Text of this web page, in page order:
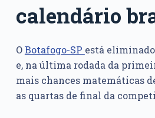
calendário
OBotafogo-SP está
e, na última rodada da
mais chances matemáticas
as quartas de final da